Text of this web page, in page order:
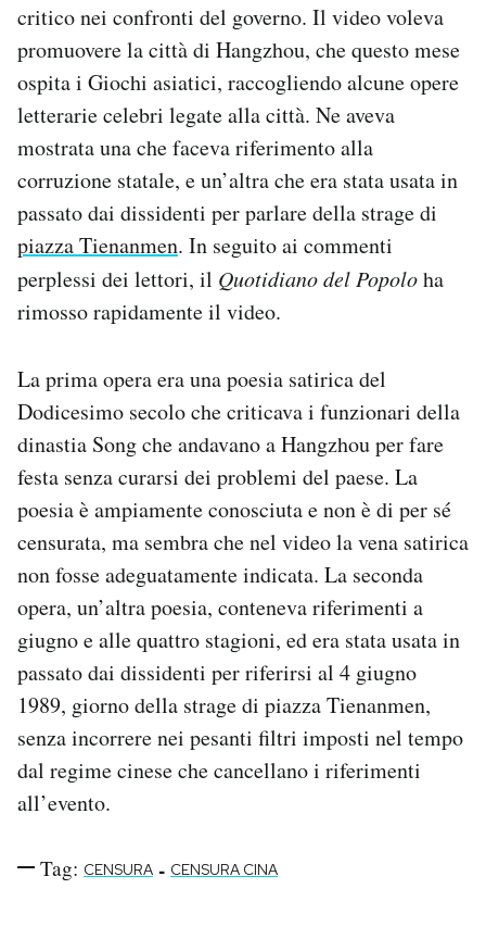
AREA PERSONALE
Area Personale
Notifiche mobile
Regala il Post
Hai bisogno di aiuto?
Esci
critico nei confronti del governo. Il video voleva
promuovere la città di Hangzhou, che questo mese
ospita i Giochi asiatici, raccogliendo alcune opere
letterarie celebri legate alla città. Ne aveva
mostrata una che faceva riferimento alla
corruzione statale, e un’altra che era stata usata in
passato dai dissidenti per parlare della strage di
piazza Tienanmen. In seguito ai commenti
perplessi dei lettori, il Quotidiano del Popoloha
rimosso rapidamente il video.
La prima opera era una poesia satirica del
Dodicesimo secolo che criticava i funzionari della
dinastia Song che andavano a Hangzhou per fare
festa senza curarsi dei problemi del paese. La
poesia è ampiamente conosciuta e non è di per sé
censurata, ma sembra che nel video la vena satirica
non fosse adeguatamente indicata. La seconda
opera, un’altra poesia, conteneva riferimenti a
giugno e alle quattro stagioni, ed era stata usata in
passato dai dissidenti per riferirsi al 4 giugno
1989, giorno della strage di piazza Tienanmen,
senza incorrere nei pesanti filtri imposti nel tempo
dal regime cinese che cancellano i riferimenti
all’evento.
Tag: CENSURA - CENSURA CINA